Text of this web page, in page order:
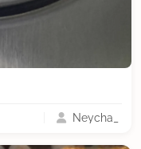
Neycha_